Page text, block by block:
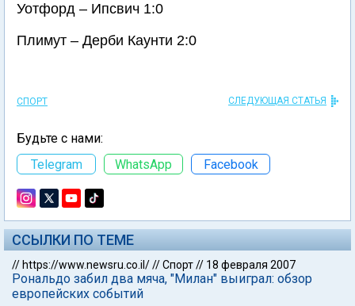
Уотфорд – Ипсвич 1:0
Плимут – Дерби Каунти 2:0
СПОРТ СЛЕДУЮЩАЯ СТАТЬЯ
Будьте с нами:
Telegram
WhatsApp Facebook
ССЫЛКИ ПО ТЕМЕ
// https://www.newsru.co.il///Спорт// 18 февраля 2007
Рональдо забил два мяча, "Милан" выиграл: обзор
европейских событий